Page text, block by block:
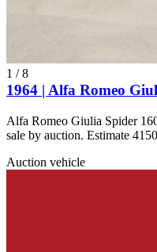
1 /8
1964 | Alfa Romeo
Alfa Romeo Giulia Spider
sale by auction. Estimate
Auction vehicle